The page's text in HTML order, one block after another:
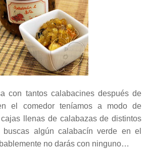
con tantos calabacines después de
el comedor teníamos a modo de
llenas de calabazas de distintos
algún calabacín verde en el
no darás con ninguno…